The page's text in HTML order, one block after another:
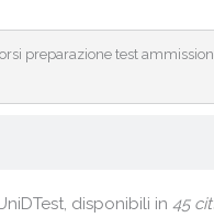
preparazione test
disponibili in45